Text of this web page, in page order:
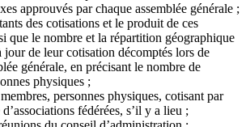
approuvés par chaque assemblée générale ;
des cotisations et le produit de ces
que le nombre et la répartition géographique
jour de leur cotisation décomptés lors de
générale, en précisant le nombre de
physiques ;
personnes physiques, cotisant par
fédérées, s’il y a lieu ;